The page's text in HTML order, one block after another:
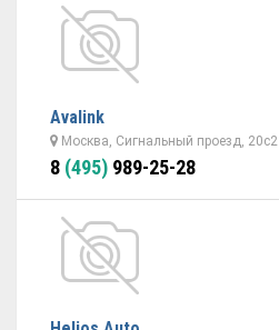
Avalink
Москва, Сигнальный проезд, 20с2
8 (495) 989-25-28